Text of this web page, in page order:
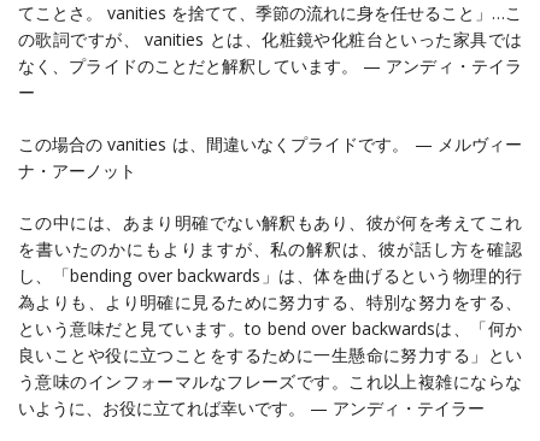
てことさ。 vanities を捨てて、季節の流れに身を任せること」…こ
の歌詞ですが、 vanities とは、化粧鏡や化粧台といった家具では
なく、プライドのことだと解釈しています。 — アンディ・テイラ
ー
この場合の vanities は、間違いなくプライドです。 — メルヴィー
ナ・アーノット
この中には、あまり明確でない解釈もあり、彼が何を考えてこれ
を書いたのかにもよりますが、私の解釈は、彼が話し方を確認
し、「bending over backwards」は、体を曲げるという物理的行
為よりも、より明確に見るために努力する、特別な努力をする、
という意味だと見ています。to bend over backwardsは、「何か
良いことや役に立つことをするために一生懸命に努力する」とい
う意味のインフォーマルなフレーズです。これ以上複雑にならな
いように、お役に立てれば幸いです。 — アンディ・テイラー